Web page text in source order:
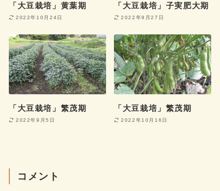
「大豆栽培」黄葉期
2022年10月24日
「大豆栽培」子実肥大期
2022年9月27日
「大豆栽培」繁茂期
2022年9月5日
「大豆栽培」繁茂期
2022年10月16日
コメント